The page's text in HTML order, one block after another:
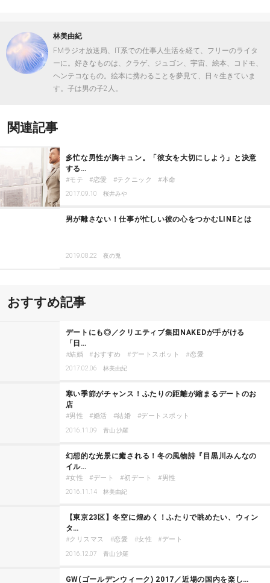
林美由紀
FMラジオ放送局、IT系での仕事人生活を経て、フリーのライタ
ーに。好きなものは、クラゲ、ジュゴン、宇宙、絵本、コドモ、
ヘンテコなもの。絵本に携わることを夢見て、日々生きていま
す。子は男の子2人。
関連記事
多忙な男性が胸キュン。「彼女を大切にしよう」と決意
する…
モテ 恋愛 テクニック 本命
2017.09.10 桜井みや
男が離さない！仕事が忙しい彼の心をつかむLINEとは
2019.08.22 夜の兎
おすすめ記事
デートにも◎／クリエティブ集団NAKEDが手がける
「日…
結婚 おすすめ デートスポット 恋愛
2017.02.06 林美由紀
寒い季節がチャンス！ふたりの距離が縮まるデートのお
店
男性 婚活 結婚 デートスポット
2016.11.09 青山 沙羅
幻想的な光景に癒される！冬の風物詩『目黒川みんなの
イル…
女性 デート 初デート 男性
2016.11.14 林美由紀
【東京23区】冬空に煌めく！ふたりで眺めたい、ウィン
タ…
クリスマス 恋愛 女性 デート
2016.12.07 青山 沙羅
GW(ゴールデンウィーク) 2017／近場の国内を楽し…